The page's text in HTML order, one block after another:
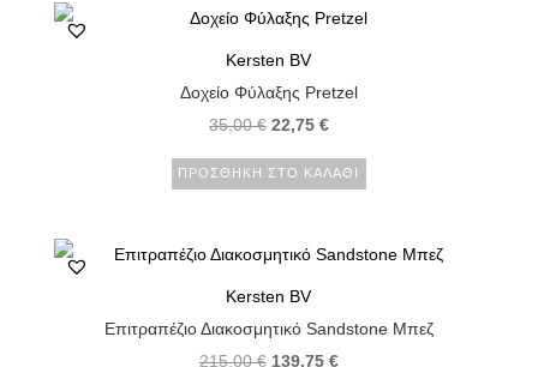
Kersten BV
Δοχείο Φύλαξης Pretzel
35,00€ 22,75 €
ΠΡΟΣΘΉΚΗ ΣΤΟ ΚΑΛΆΘΙ
Kersten BV
Επιτραπέζιο Διακοσμητικό Sandstone Μπεζ
215,00€ 139,75 €